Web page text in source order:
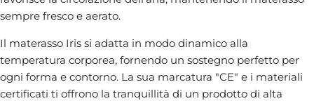
sempre fresco e aerato.
Il materasso Iris si adatta in modo dinamico alla
temperatura corporea, fornendo un sostegno perfetto per
ogni forma e contorno. La sua marcatura "CE" e i materiali
certificati ti offrono la tranquillità di un prodotto di alta